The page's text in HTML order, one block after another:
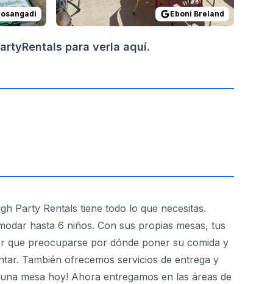
Eboni Breland
para verla aquí.
Party Rentals tiene todo lo que necesitas.
hasta 6 niños. Con sus propias mesas, tus
que preocuparse por dónde poner su comida y
También ofrecemos servicios de entrega y
mesa hoy! Ahora entregamos en las áreas de